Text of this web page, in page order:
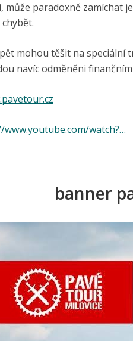
paradoxně zamíchat
mohou těšit na
navíc odměněni finančními
www.youtube.com/watch?…
banner